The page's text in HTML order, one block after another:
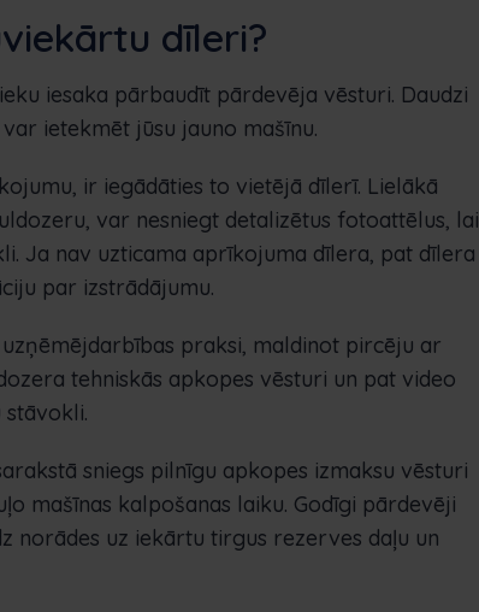
dīleri?
iesaka pārbaudīt pārdevēja vēsturi. Daudzi
ietekmēt jūsu jauno mašīnu.
ir iegādāties to vietējā dīlerī. Lielākā
var nesniegt detalizētus fotoattēlus, lai
Ja nav uzticama aprīkojuma dīlera, pat dīlera
par izstrādājumu.
praksi, maldinot pircēju ar
tehniskās apkopes vēsturi un pat video
sniegs pilnīgu apkopes izmaksu vēsturi
mašīnas kalpošanas laiku. Godīgi pārdevēji
norādes uz iekārtu tirgus rezerves daļu un